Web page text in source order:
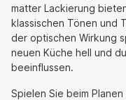
matter Lackierung
klassischen Tönen und
der optischen Wirkung
neuen Küche hell und
beeinflussen.
Spielen Sie beim